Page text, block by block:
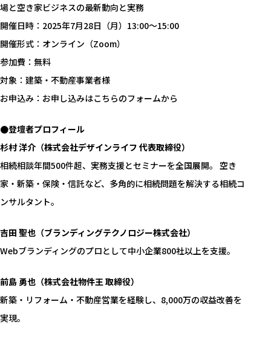
場と空き家ビジネスの最新動向と実務
開催日時：2025年7月28日（月）13:00～15:00
開催形式：オンライン（Zoom）
参加費：無料
対象：建築・不動産事業者様
お申込み： お申し込みはこちらのフォームから
●登壇者プロフィール
杉村 洋介（株式会社デザインライフ 代表取締役）
相続相談年間500件超、実務支援とセミナーを全国展開。 空き
家・新築・保険・信託など、多角的に相続問題を解決する相続コ
ンサルタント。
吉田 聖也（ブランディングテクノロジー株式会社）
Webブランディングのプロとして中小企業800社以上を支援。
前島 勇也（株式会社物件王 取締役）
新築・リフォーム・不動産営業を経験し、8,000万の収益改善を
実現。